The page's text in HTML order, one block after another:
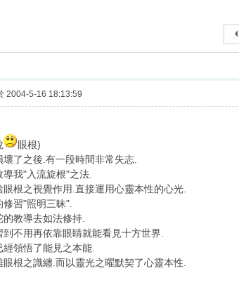
2004-5-16 18:13:59
眼根)
了之後.有一段時間非常失志.
我"入流旋根"之法.
根之視覺作用.直接運用心靈本性的心光.
習"照明三昧".
教導去如法修持.
不用再依靠眼睛就能看見十方世界.
領悟了能見之本能.
眼根之識纏.而以靈光之曜默契了心靈本性.